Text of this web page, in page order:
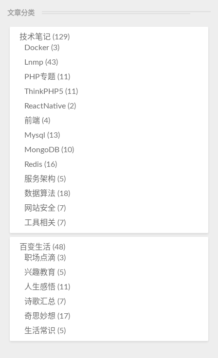
文章分类
技术笔记 (129)
Docker (3)
Lnmp (43)
PHP专题 (11)
ThinkPHP5 (11)
ReactNative (2)
前端 (4)
Mysql (13)
MongoDB (10)
Redis (16)
服务架构 (5)
数据算法 (18)
网站安全 (7)
工具相关 (7)
百变生活 (48)
职场点滴 (3)
兴趣教育 (5)
人生感悟 (11)
诗歌汇总 (7)
奇思妙想 (17)
生活常识 (5)